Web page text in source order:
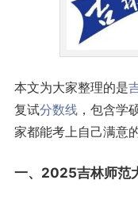
本文为大家整理的是
复试分数线，包含学
家都能考上自己满意
一、2025吉林师范